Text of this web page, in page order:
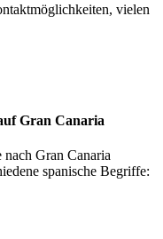
vielen
Gran Canaria
nach Gran Canaria
spanische Begriffe: